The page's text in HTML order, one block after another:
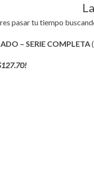
pasar tu tiempo
– SERIE COMPLETA